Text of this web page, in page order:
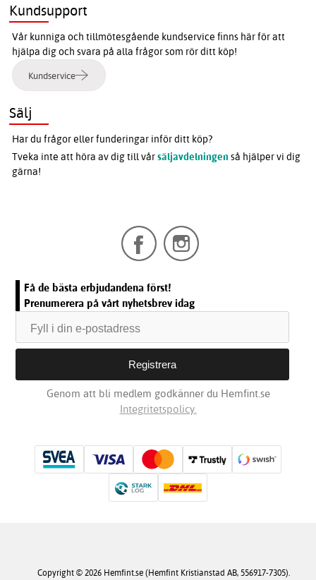
Kundsupport
Vår kunniga och tillmötesgående kundservice finns här för att
hjälpa dig och svara på alla frågor som rör ditt köp!
Kundservice
Sälj
Har du frågor eller funderingar inför ditt köp?
Tveka inte att höra av dig till vårsäljavdelningen så hjälper vi dig
gärna!
Få de bästa erbjudandena först!
Prenumerera på vårt nyhetsbrev idag
Genom att bli medlem godkänner du Hemfint.se
Integritetspolicy.
Copyright © 2026 Hemfint.se (Hemfint Kristianstad AB, 556917-7305).